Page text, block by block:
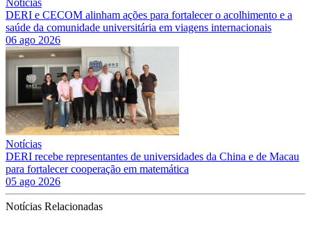
DERI e CECOM alinham ações para fortalecer o acolhimento e a
saúde da comunidade universitária em viagens internacionais
06 ago 2026
Notícias
DERI recebe representantes de universidades da China e de Macau
para fortalecer cooperação em matemática
05 ago 2026
Notícias Relacionadas